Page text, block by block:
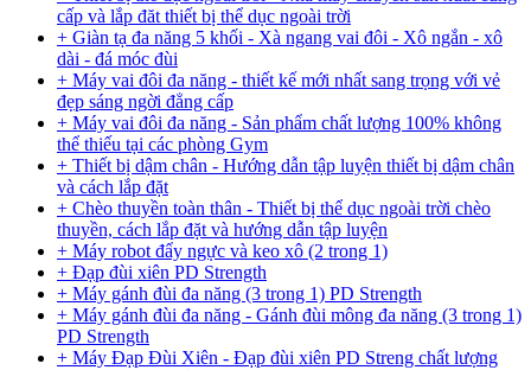
cấp và lắp đăt thiết bị thể dục ngoài trời
+ Giàn tạ đa năng 5 khối - Xà ngang vai đôi - Xô ngắn - xô
dài - đá móc đùi
+ Máy vai đôi đa năng - thiết kế mới nhất sang trọng với vẻ
đẹp sáng ngời đẳng cấp
+ Máy vai đôi đa năng - Sản phẩm chất lượng 100% không
thể thiếu tại các phòng Gym
+ Thiết bị dậm chân - Hướng dẫn tập luyện thiết bị dậm chân
và cách lắp đặt
+ Chèo thuyền toàn thân - Thiết bị thể dục ngoài trời chèo
thuyền, cách lắp đặt và hướng dẫn tập luyện
+ Máy robot đẩy ngực và keo xô (2 trong 1)
+ Đạp đùi xiên PD Strength
+ Máy gánh đùi đa năng (3 trong 1) PD Strength
+ Máy gánh đùi đa năng - Gánh đùi mông đa năng (3 trong 1)
PD Strength
+ Máy Đạp Đùi Xiên - Đạp đùi xiên PD Streng chất lượng